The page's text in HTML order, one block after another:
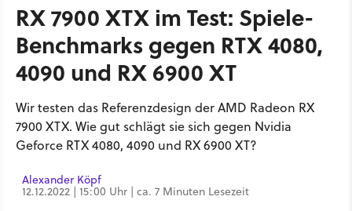
RX 7900 XTX im Test: Spiele-
Benchmarks gegen RTX 4080,
4090 und RX 6900 XT
Wir testen das Referenzdesign der AMD Radeon RX
7900 XTX. Wie gut schlägt sie sich gegen Nvidia
Geforce RTX 4080, 4090 und RX 6900 XT?
Alexander Köpf
12.12.2022 | 15:00 Uhr | ca. 7 Minuten Lesezeit